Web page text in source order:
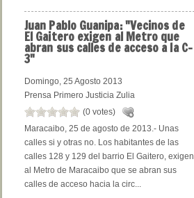
Juan Pablo Guanipa: "Vecinos de
El Gaitero exigen al Metro que
abran sus calles de acceso a la C-
3"
Domingo, 25 Agosto 2013
Prensa Primero Justicia Zulia
(0 votes)
Maracaibo, 25 de agosto de 2013.- Unas
calles si y otras no. Los habitantes de las
calles 128 y 129 del barrio El Gaitero, exigen
al Metro de Maracaibo que se abran sus
calles de acceso hacia la circ...